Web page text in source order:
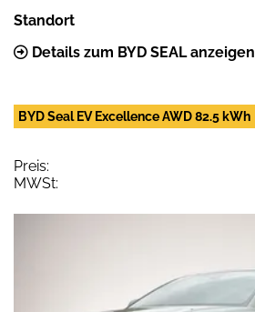
Standort
Details zum BYD SEAL anzeigen
BYD Seal EV Excellence AWD 82.5 kWh
Preis:
MWSt: